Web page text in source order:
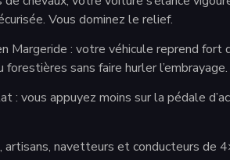
Vous dominez le relief.
Margeride : votre véhicule reprend fort
sans faire hurler l’embrayage.
: vous appuyez moins sur la pédale
artisans, navetteurs et conducteurs de